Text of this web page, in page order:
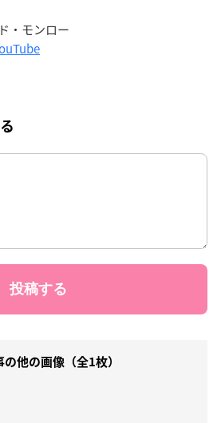
・モンロー
の他の画像（全1枚）